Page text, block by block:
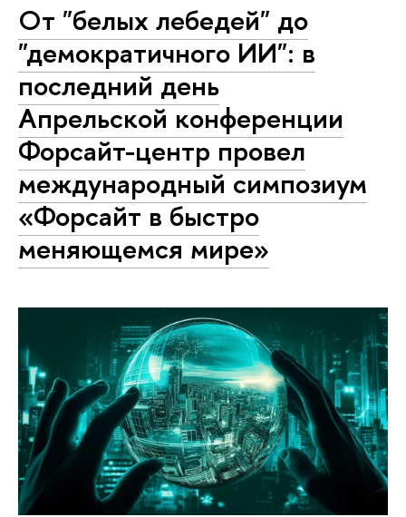
От "белых лебедей" до
"демократичного ИИ": в
последний день
Апрельской конференции
Форсайт-центр провел
международный симпозиум
«Форсайт в быстро
меняющемся мире»